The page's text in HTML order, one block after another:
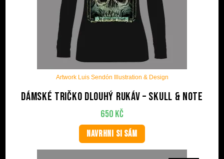
Artwork Luis Sendón Illustration & Design
Dámské tričko dlouhý rukáv – Skull & Note
650 Kč
NAVRHNI SI SÁM